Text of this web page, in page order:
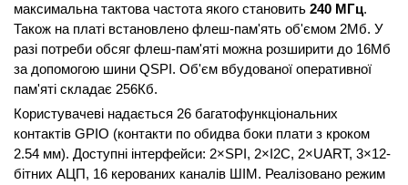
максимальна тактова частота якого становить 240 МГц.
Також на платі встановлено флеш-пам'ять об'ємом 2Мб. У
разі потреби обсяг флеш-пам'яті можна розширити до 16Мб
за допомогою шини QSPI. Об'єм вбудованої оперативної
пам'яті складає 256Кб.
Користувачеві надається 26 багатофункціональних
контактів GPIO (контакти по обидва боки плати з кроком
2.54 мм). Доступні інтерфейси: 2×SPI, 2×I2C, 2×UART, 3×12-
бітних АЦП, 16 керованих каналів ШІМ. Реалізовано режим